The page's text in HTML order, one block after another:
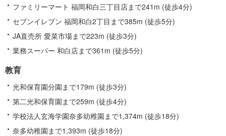
ファミリーマート 福岡和白三丁目店まで241m (徒歩4分)
セブンイレブン 福岡和白2丁目まで385m (徒歩5分)
JA直売所 愛菜市場まで223m (徒歩3分)
業務スーパー 和白店まで361m (徒歩5分)
教育
光和保育園分園まで179m (徒歩3分)
第二光和保育園まで259m (徒歩4分)
学校法人玄海学園奈多幼稚園まで1,374m (徒歩18分)
奈多幼稚園まで1,393m (徒歩18分)